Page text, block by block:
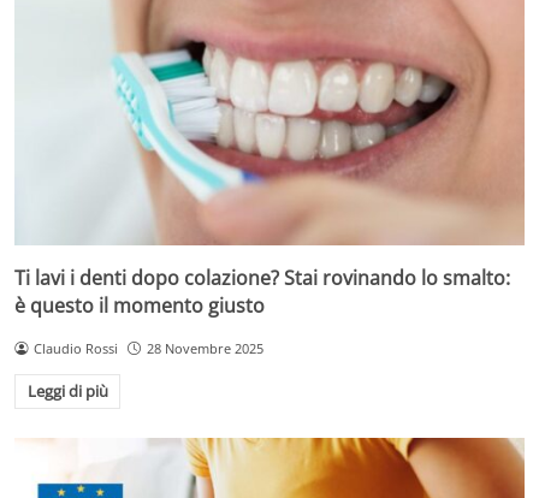
Ti lavi i denti dopo colazione? Stai rovinando lo smalto:
è questo il momento giusto
Claudio Rossi 28 Novembre 2025
Leggi di più